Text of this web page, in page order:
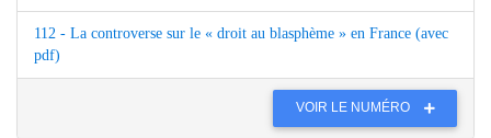
112 - La controverse sur le « droit au blasphème » en France (avec
pdf)
VOIR LE NUMÉRO